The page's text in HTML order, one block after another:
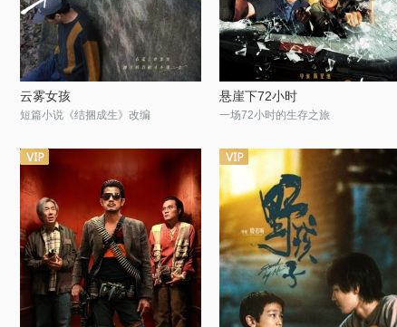
云雾女孩
短篇小说《结捆成生》改编
悬崖下72小时
一场72小时的生存之旅